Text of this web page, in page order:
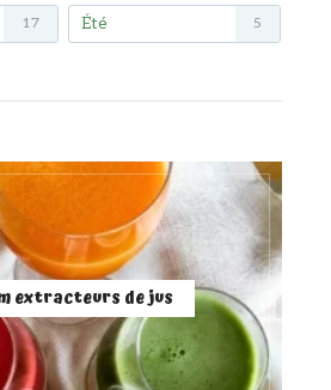
17 Été 5
extracteurs de jus